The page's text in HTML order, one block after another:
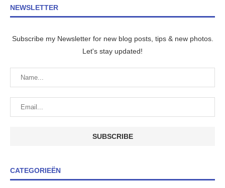
NEWSLETTER
Subscribe my Newsletter for new blog posts, tips & new photos.
Let's stay updated!
CATEGORIEËN